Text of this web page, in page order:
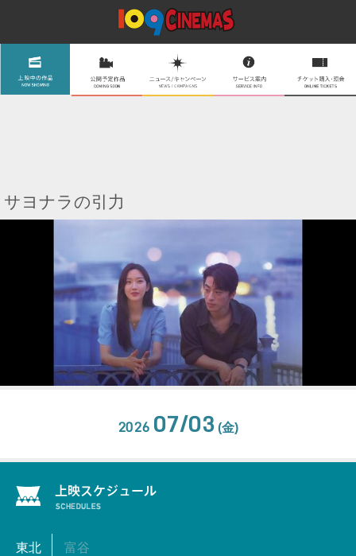
サヨナラの引力
2026 07/03 (金)
東北 富谷